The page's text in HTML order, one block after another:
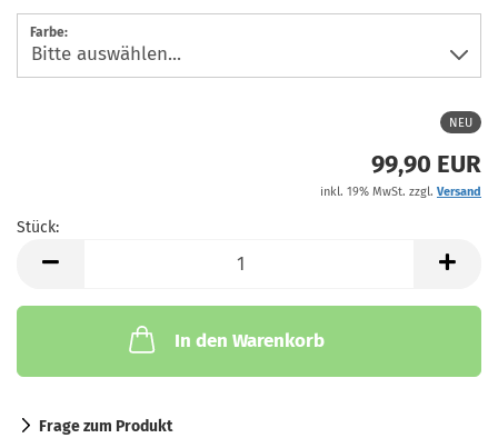
Farbe:
NEU
99,90 EUR
inkl. 19% MwSt. zzgl. Versand
Stück:
In den Warenkorb
Frage zum Produkt